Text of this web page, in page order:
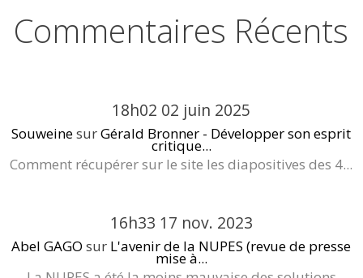
Commentaires Récents
18h02 02 juin 2025
SouweinesurGérald Bronner - Développer son esprit
critique...
Comment récupérer sur le site les diapositives des 4...
16h33 17 nov. 2023
Abel GAGO sur L'avenir de la NUPES (revue de presse
mise à...